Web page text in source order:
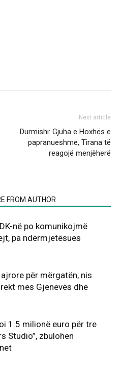
Next article
Durmishi: Gjuha e Hoxhës e
papranueshme, Tirana të
reagojë menjëherë
FROM AUTHOR
në po komunikojmë
pa ndërmjetësues
për mërgatën, nis
mes Gjenevës dhe
1.5 milionë euro për tre
Studio”, zbulohen